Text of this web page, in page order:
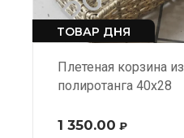
ТОВАР ДНЯ
Плетеная корзина из
полиротанга 40х28
1 350.00 ₽